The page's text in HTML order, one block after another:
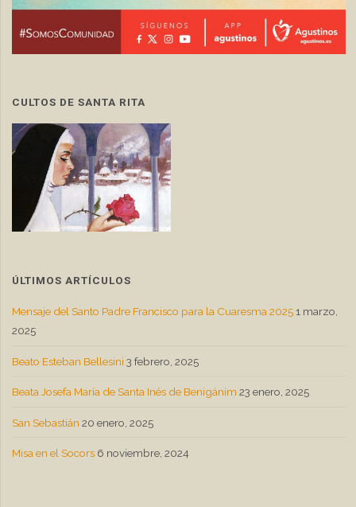
CULTOS DE SANTA RITA
ÚLTIMOS ARTÍCULOS
Mensaje del Santo Padre Francisco para la Cuaresma 2025 1 marzo,
2025
Beato Esteban Bellesini 3 febrero, 2025
Beata Josefa María de Santa Inés de Benigánim 23 enero, 2025
San Sebastián 20 enero, 2025
Misa en el Socors 6 noviembre, 2024